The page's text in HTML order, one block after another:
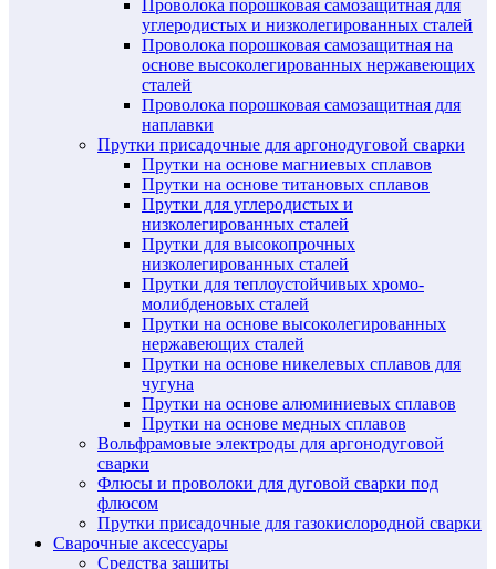
Проволока порошковая самозащитная для
углеродистых и низколегированных сталей
Проволока порошковая самозащитная на
основе высоколегированных нержавеющих
сталей
Проволока порошковая самозащитная для
наплавки
Прутки присадочные для аргонодуговой сварки
Прутки на основе магниевых сплавов
Прутки на основе титановых сплавов
Прутки для углеродистых и
низколегированных сталей
Прутки для высокопрочных
низколегированных сталей
Прутки для теплоустойчивых хромо-
молибденовых сталей
Прутки на основе высоколегированных
нержавеющих сталей
Прутки на основе никелевых сплавов для
чугуна
Прутки на основе алюминиевых сплавов
Прутки на основе медных сплавов
Вольфрамовые электроды для аргонодуговой
сварки
Флюсы и проволоки для дуговой сварки под
флюсом
Прутки присадочные для газокислородной сварки
Сварочные аксессуары
Средства защиты